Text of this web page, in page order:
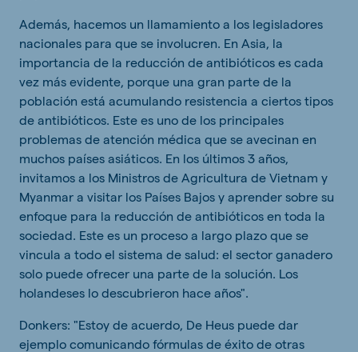
Además, hacemos un llamamiento a los legisladores
nacionales para que se involucren. En Asia, la
importancia de la reducción de antibióticos es cada
vez más evidente, porque una gran parte de la
población está acumulando resistencia a ciertos tipos
de antibióticos. Este es uno de los principales
problemas de atención médica que se avecinan en
muchos países asiáticos. En los últimos 3 años,
invitamos a los Ministros de Agricultura de Vietnam y
Myanmar a visitar los Países Bajos y aprender sobre su
enfoque para la reducción de antibióticos en toda la
sociedad. Este es un proceso a largo plazo que se
vincula a todo el sistema de salud: el sector ganadero
solo puede ofrecer una parte de la solución. Los
holandeses lo descubrieron hace años".
Donkers: "Estoy de acuerdo, De Heus puede dar
ejemplo comunicando fórmulas de éxito de otras